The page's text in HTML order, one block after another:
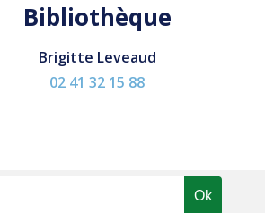
Bibliothèque
Brigitte Leveaud
02 41 32 15 88